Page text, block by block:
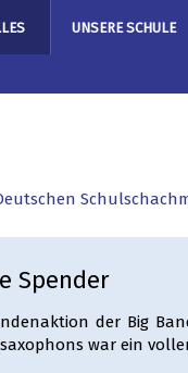
UNSERE SCHULE
Spender
der Big
war ein